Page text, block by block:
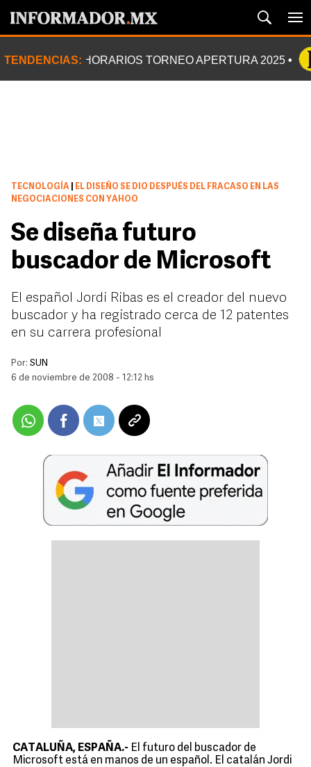
TENDENCIAS: HORARIOS TORNEO APERTURA 2025
TECNOLOGÍA
EL DISEÑO SE DIO DESPUÉS DEL FRACASO EN LAS
NEGOCIACIONES CON YAHOO
Se diseña futuro
buscador de Microsoft
El español Jordi Ribas es el creador del nuevo
buscador y ha registrado cerca de 12 patentes
en su carrera profesional
Por: SUN
6 de noviembre de 2008 - 12:12 hs
CATALUÑA, ESPAÑA.- El futuro del buscador de
Microsoft está en manos de un español. El catalán Jordi